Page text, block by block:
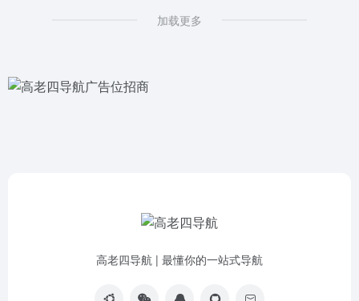
加载更多
高老四导航 | 最懂你的一站式导航